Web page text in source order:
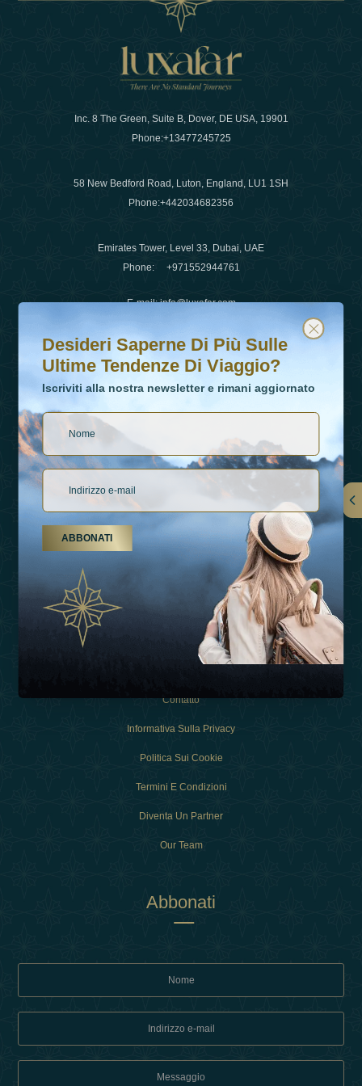
Inc. 8 The Green, Suite B, Dover, DE USA, 19901
Phone:+13477245725
58 New Bedford Road, Luton, England, LU1 1SH
Phone:+442034682356
Emirates Tower, Level 33, Dubai, UAE
Phone: +971552944761
E-mail:info@luxafar.com
WhatsApp No
+442034682356
Collegamenti
Esperienza
Contatto
Informativa Sulla Privacy
Politica Sui Cookie
Termini E Condizioni
Diventa Un Partner
Our Team
Abbonati
Desideri saperne di più sulle ultime tendenze di viaggio?
Iscriviti alla nostra newsletter e rimani aggiornato
Desideri Saperne Di Più Sulle
Ultime Tendenze Di Viaggio?
Iscriviti alla nostra newsletter e rimani aggiornato
ABBONATI